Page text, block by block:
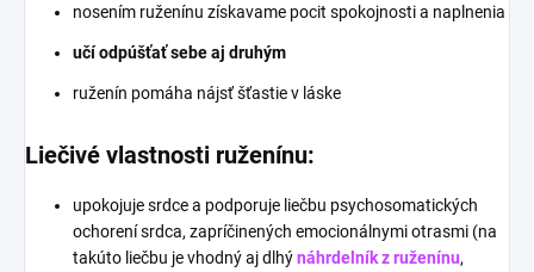
nosením ruženínu získavame pocit spokojnosti a naplnenia
učí odpúšťať sebe aj druhým
ruženín pomáha nájsť šťastie v láske
Liečivé vlastnosti ruženínu:
upokojuje srdce a podporuje liečbu psychosomatických
ochorení srdca, zapríčinených emocionálnymi otrasmi (na
takúto liečbu je vhodný aj dlhýnáhrdelník z ruženínu,